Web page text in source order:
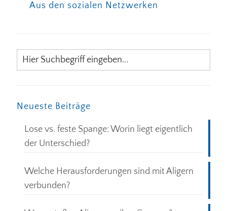
Aus den sozialen Netzwerken
Neueste Beiträge
Lose vs. feste Spange: Worin liegt eigentlich
der Unterschied?
Welche Herausforderungen sind mit Aligern
verbunden?